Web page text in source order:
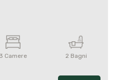
3 Camere 2 Bagni